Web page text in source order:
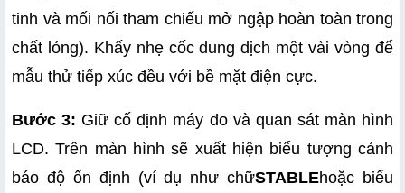
tinh và mối nối tham chiếu mở ngập hoàn toàn trong
chất lỏng). Khấy nhẹ cốc dung dịch một vài vòng để
mẫu thử tiếp xúc đều với bề mặt điện cực.
Bước 3: Giữ cố định máy đo và quan sát màn hình
LCD. Trên màn hình sẽ xuất hiện biểu tượng cảnh
báo độ ổn định (ví dụ như chữSTABLEhoặc biểu